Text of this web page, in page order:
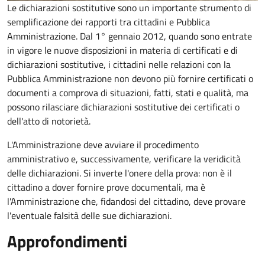
Le dichiarazioni sostitutive sono un importante strumento di
semplificazione dei rapporti tra cittadini e Pubblica
Amministrazione. Dal 1° gennaio 2012, quando sono entrate
in vigore le nuove disposizioni in materia di certificati e di
dichiarazioni sostitutive, i cittadini nelle relazioni con la
Pubblica Amministrazione non devono più fornire certificati o
documenti a comprova di situazioni, fatti, stati e qualità, ma
possono rilasciare dichiarazioni sostitutive dei certificati o
dell'atto di notorietà.
L'Amministrazione deve avviare il procedimento
amministrativo e, successivamente, verificare la veridicità
delle dichiarazioni. Si inverte l'onere della prova: non è il
cittadino a dover fornire prove documentali, ma è
l'Amministrazione che, fidandosi del cittadino, deve provare
l'eventuale falsità delle sue dichiarazioni.
Approfondimenti